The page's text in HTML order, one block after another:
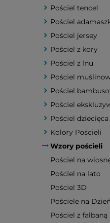
Pościel tencel
Pościel
Pościel jersey
Pościel z kory
Pościel z lnu
Pościel
Pościel
Pościel
Pościel dziecięca
Kolory Pościeli
Wzory pościeli
Pościel na
Pościel na lato
Pościel 3D
Pościele na
Pościel z falbaną